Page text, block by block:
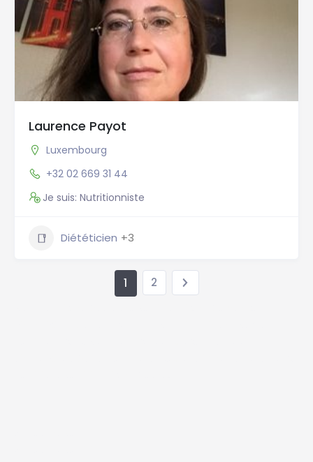
Laurence Payot
Luxembourg
+32 02 669 31 44
Je suis: Nutritionniste
Diététicien +3
1
2